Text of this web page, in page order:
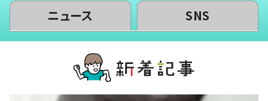
ニュース SNS